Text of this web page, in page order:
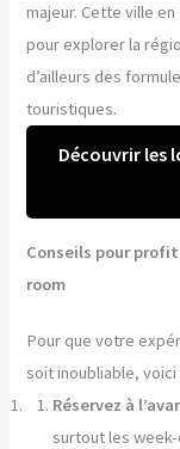
majeur. Cette ville
pour explorer la
d’ailleurs des
touristiques.
Découvrir les
Conseils pour
room
Pour que votre
soit inoubliable,
Réservez à
surtout les